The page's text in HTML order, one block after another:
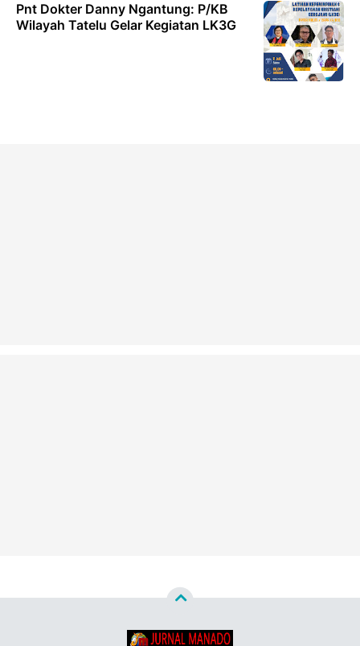
Pnt Dokter Danny Ngantung: P/KB
Wilayah Tatelu Gelar Kegiatan LK3G